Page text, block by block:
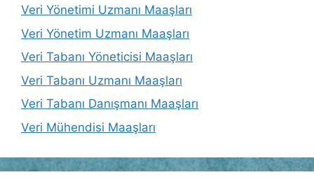
Veri Yönetimi Uzmanı Maaşları
Veri Yönetim Uzmanı Maaşları
Veri Tabanı Yöneticisi Maaşları
Veri Tabanı Uzmanı Maaşları
Veri Tabanı Danışmanı Maaşları
Veri Mühendisi Maaşları